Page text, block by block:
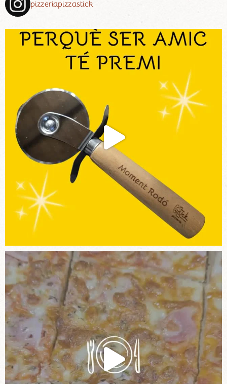
pizzeriapizzastick